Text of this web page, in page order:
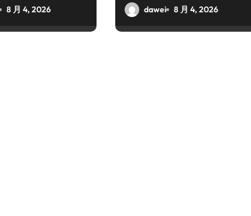
8 月 4, 2026 dawei 8 月 4, 2026